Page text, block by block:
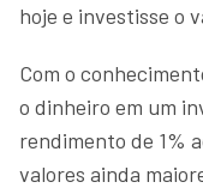
hoje e investisse o
Com o
o dinheiro em um
rendimento de 1%
valores ainda